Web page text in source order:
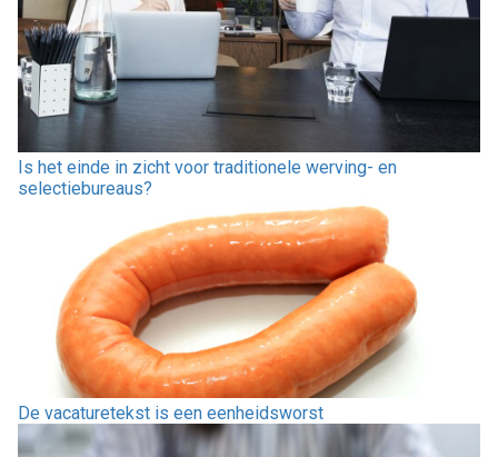
Is het einde in zicht voor traditionele werving- en
selectiebureaus?
De vacaturetekst is een eenheidsworst